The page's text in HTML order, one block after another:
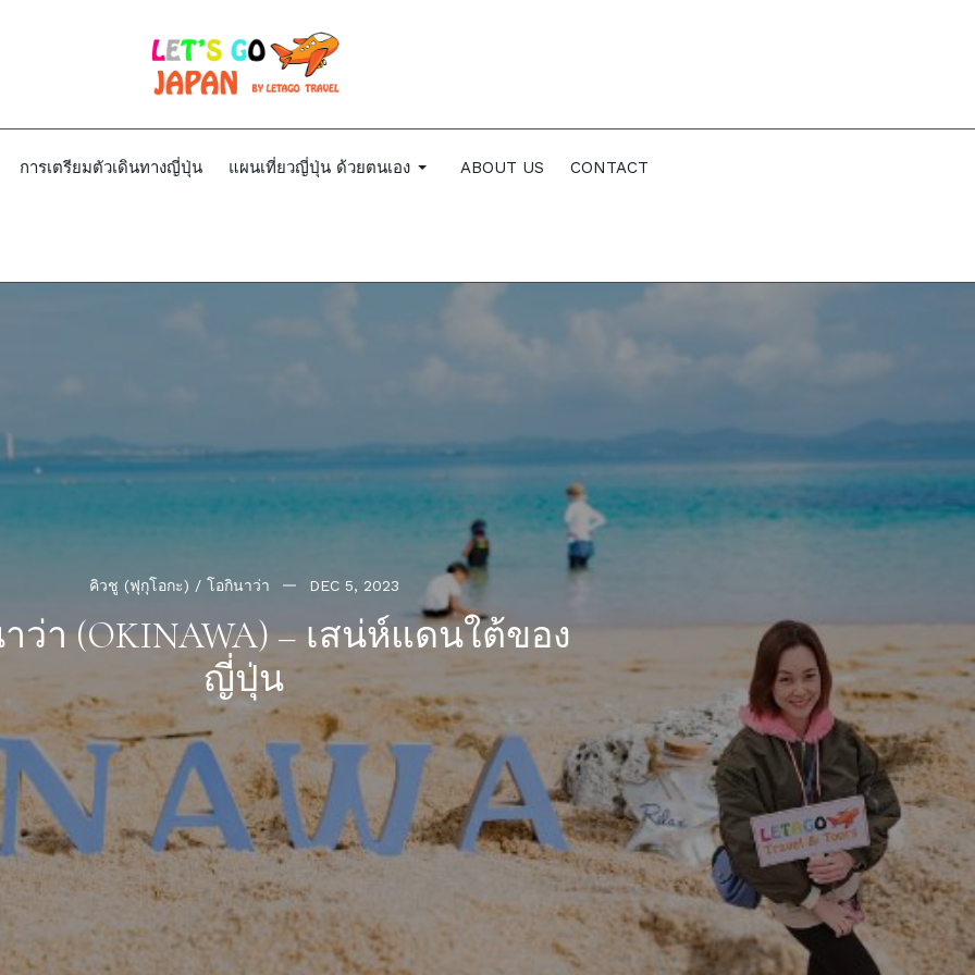
การเตรียมตัวเดินทางญี่ปุ่น แผนเที่ยวญี่ปุ่น ด้วยตนเอง ABOUT US CONTACT
คิวชู (ฟุกุโอกะ) / โอกินาว่า DEC 5, 2023
ว่า (OKINAWA) – เสน่ห์แดนใต้ของ
ญี่ปุ่น